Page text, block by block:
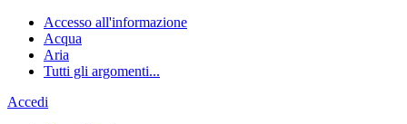
Accesso all'informazione
Acqua
Aria
Tutti gli argomenti...
Accedi